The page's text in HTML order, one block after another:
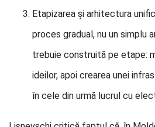
Etapizarea și arhitectura
proces gradual, nu un simplu
trebuie construită pe etape:
ideilor, apoi crearea unei
în cele din urmă lucrul cu